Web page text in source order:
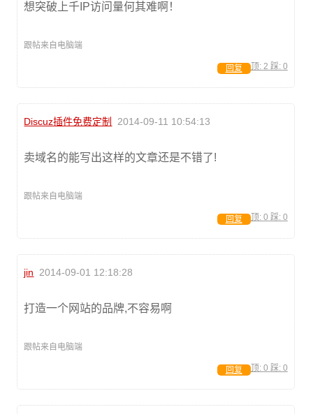
想突破上千IP访问量何其难啊！
跟帖来自电脑端
顶: 2 踩: 0
回复
Discuz插件免费定制 2014-09-11 10:54:13
卖域名的能写出这样的文章还是不错了!
跟帖来自电脑端
顶: 0 踩: 0
回复
jin 2014-09-01 12:18:28
打造一个网站的品牌,不容易啊
跟帖来自电脑端
顶: 0 踩: 0
回复